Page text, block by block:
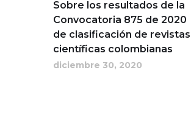
Sobre los resultados de la
Convocatoria 875 de 2020
de clasificación de revistas
científicas colombianas
diciembre 30, 2020